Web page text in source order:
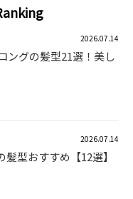
2026.07.14
ングの髪型21選！美し
2026.07.14
型おすすめ【12選】